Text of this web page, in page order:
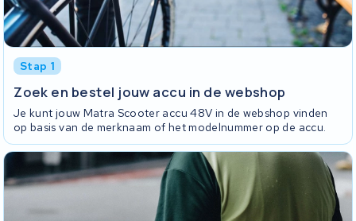
Stap 1
Zoek en bestel jouw accu in de webshop
Je kunt jouw Matra Scooter accu 48V in de webshop vinden
op basis van de merknaam of het modelnummer op de accu.